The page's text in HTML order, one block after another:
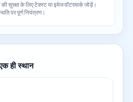
सुरक्षा के लिए टेक्स्ट या इमेज वॉटरमार्क जोड़ें।
पर पूर्ण नियंत्रण।
ही स्थान